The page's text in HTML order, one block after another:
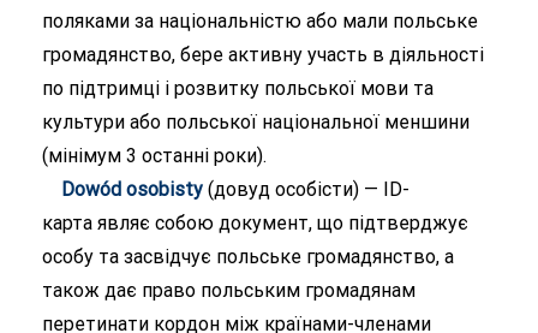
поляками за національністю або мали польське
громадянство, бере активну участь в діяльності
по підтримці і розвитку польської мови та
культури або польської національної меншини
(мінімум 3 останні роки).
Dowód osobisty (довуд особісти) — ID-
карта являє собою документ, що підтверджує
особу та засвідчує польське громадянство, а
також дає право польським громадянам
перетинати кордон між країнами-членами